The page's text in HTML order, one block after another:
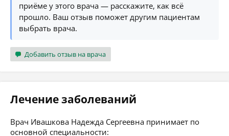
приёме у этого врача — расскажите, как всё
прошло. Ваш отзыв поможет другим пациентам
выбрать врача.
Добавить отзыв на врача
Лечение заболеваний
Врач Ивашкова Надежда Сергеевна принимает по
основной специальности: